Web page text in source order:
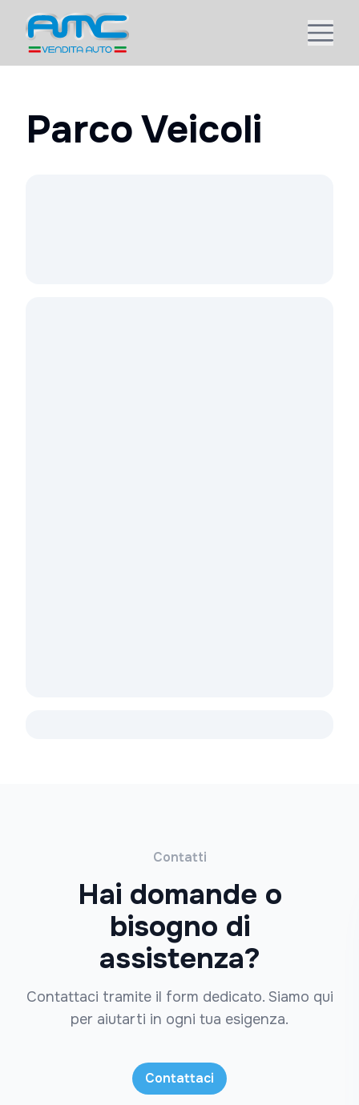
Parco Veicoli
Contatti
Hai domande o
bisogno di
assistenza?
Contattaci tramite il form dedicato. Siamo qui
per aiutarti in ogni tua esigenza.
Contattaci